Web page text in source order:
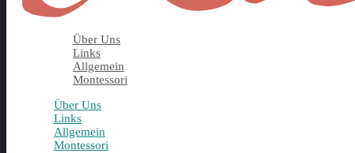
Über Uns
Links
Allgemein
Montessori
Über Uns
Links
Allgemein
Montessori